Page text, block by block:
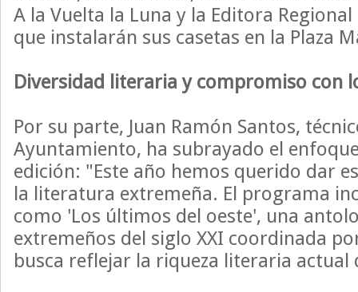
A la Vuelta la Luna y la Editora
que instalarán sus casetas en la Plaza
Diversidad literaria y compromiso con
Por su parte, Juan Ramón Santos,
Ayuntamiento, ha subrayado el
edición: "Este año hemos querido dar
la literatura extremeña. El programa
como 'Los últimos del oeste', una
extremeños del siglo XXI coordinada
busca reflejar la riqueza literaria actual